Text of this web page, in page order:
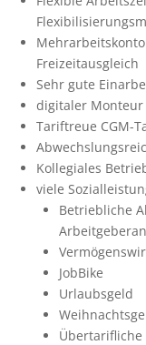
Freizeitausgleich
Sehr gute
digitaler Monteur
Tariftreue CGM-
Kollegiales
viele
Betriebliche
JobBike
Urlaubsgeld
Übertarifliche